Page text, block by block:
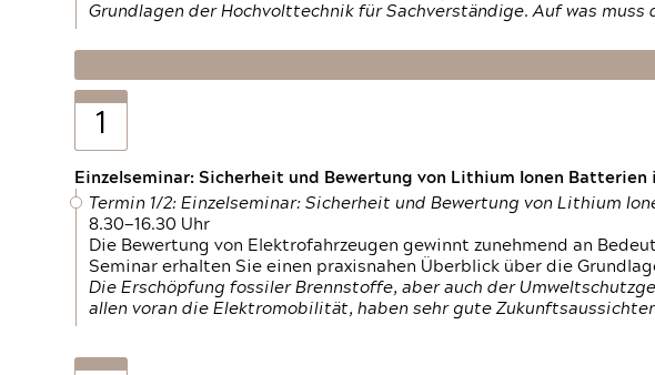
Grundlagen der Hochvolttechnik für Sachverständige. Auf was
1
Einzelseminar: Sicherheit und Bewertung von Lithium Ionen
Termin 1/2: Einzelseminar: Sicherheit und Bewertung von Lithium
8.30—16.30 Uhr
Die Bewertung von Elektrofahrzeugen gewinnt zunehmend an
Seminar erhalten Sie einen praxisnahen Überblick über die
Die Erschöpfung fossiler Brennstoffe, aber auch der
allen voran die Elektromobilität, haben sehr gute